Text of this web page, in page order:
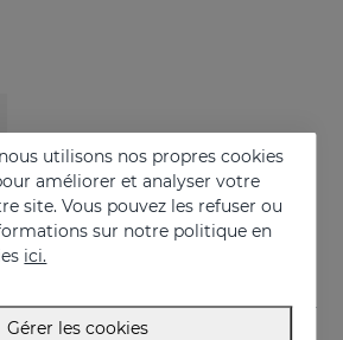
QUIROSES Creme De Massage
Relieves the feeling of fatigue after physical exertion, providing a pleasant sensation of well-being.
utilisons nos propres cookies
améliorer et analyser votre
site. Vous pouvez les refuser ou
sur notre politique en
ici.
Gérer les cookies